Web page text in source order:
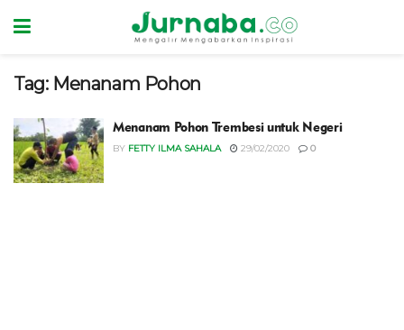
Tag: Menanam Pohon
Menanam Pohon Trembesi untuk Negeri
BY FETTY ILMA SAHALA 29/02/2020 0